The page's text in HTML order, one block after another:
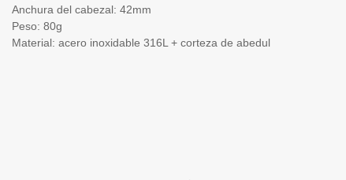
Anchura del cabezal: 42mm
Peso: 80g
Material: acero inoxidable 316L + corteza de abedul